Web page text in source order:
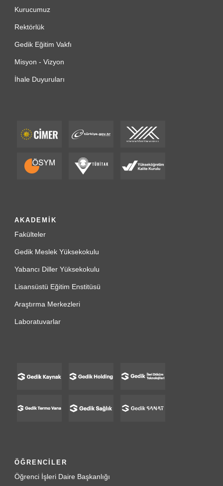
Kurucumuz
Rektörlük
Gedik Eğitim Vakfı
Misyon - Vizyon
İhale Duyuruları
AKADEMİK
Fakülteler
Gedik Meslek Yüksekokulu
Yabancı Diller Yüksekokulu
Lisansüstü Eğitim Enstitüsü
Araştırma Merkezleri
Laboratuvarlar
ÖĞRENCİLER
Öğrenci İşleri Daire Başkanlığı